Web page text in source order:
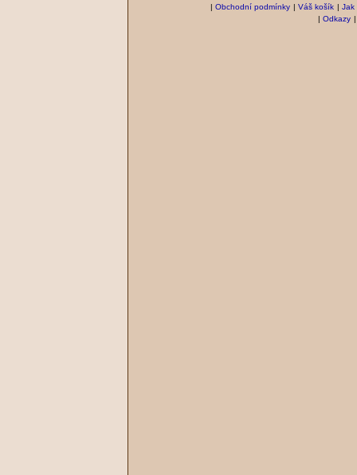
| Obchodní podmínky | Váš košík | Jak
| Odkazy